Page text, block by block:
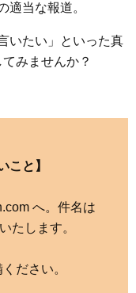
適当な報道。
いたい」といった真
みませんか？
こと】
へ。件名は
たします。
ださい。